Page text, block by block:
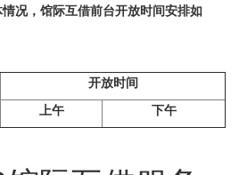
况，馆际互借前台开放时间安排如
开放时间
上午
下午